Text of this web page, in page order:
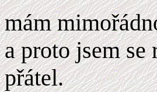
mám
a proto jsem
přátel.